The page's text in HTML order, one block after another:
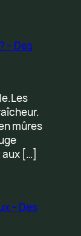
– Des
mûres
[…]
– Des